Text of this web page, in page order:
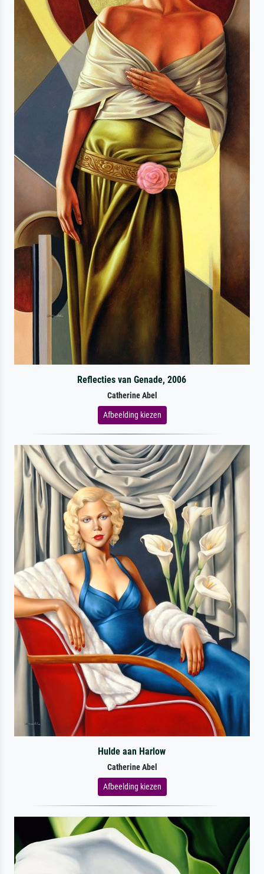
Reflecties van Genade, 2006
Catherine Abel
Afbeelding kiezen
Hulde aan Harlow
Catherine Abel
Afbeelding kiezen